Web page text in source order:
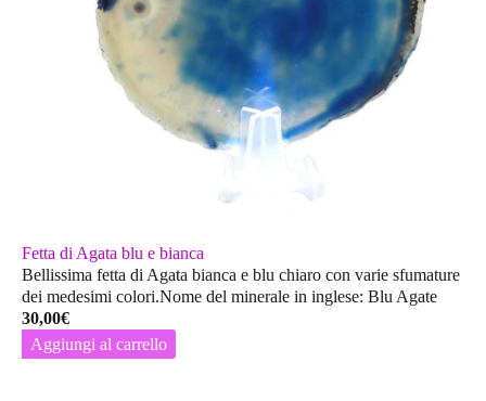
Fetta di Agata blu e bianca
Bellissima fetta di Agata bianca e blu chiaro con varie sfumature
dei medesimi colori.Nome del minerale in inglese: Blu Agate
30,00€
Aggiungi al carrello